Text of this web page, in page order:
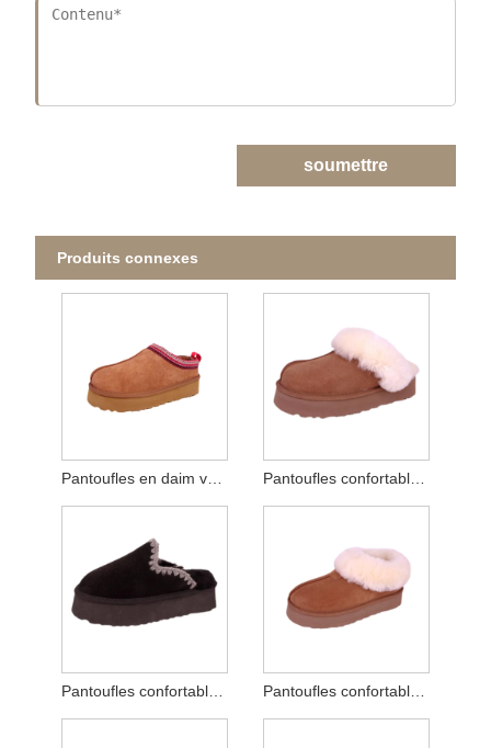
soumettre
Produits connexes
Pantoufles en daim véritable avec sangle brodée pour femmes Pantoufles confortables à plateforme en daim véritable pour femmes
Pantoufles confortables en daim véritable avec coutures d'hiver Pantoufles confortables pour femmes intérieures et extérieures